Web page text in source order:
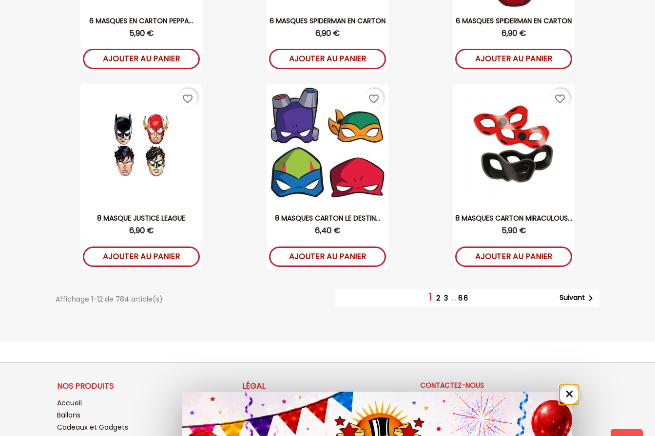
6 MASQUES EN CARTON PEPPA...
5,90 €
AJOUTER AU PANIER
6 MASQUES SPIDERMAN EN CARTON
6,90 €
AJOUTER AU PANIER
6 MASQUES SPIDERMAN EN CARTON
6,90 €
AJOUTER AU PANIER
8 MASQUE JUSTICE LEAGUE
6,90 €
AJOUTER AU PANIER
favorite_border
8 MASQUES CARTON LE DESTIN...
6,40 €
AJOUTER AU PANIER
favorite_border
8 MASQUES CARTON MIRACULOUS...
5,90 €
AJOUTER AU PANIER
favorite_border
Affichage 1-12 de 784 article(s) 1 2 3 … 66 Suivant
NOS PRODUITS
Accueil
Ballons
Cadeaux et Gadgets
LÉGAL
Mentions légales
Politique de confidentialité
Conditions d'utilisation
CONTACTEZ-NOUS
+33 (0)4 50 40 81 00
contact@ladrolerie.fr
×